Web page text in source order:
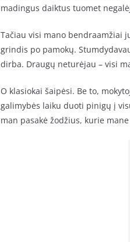
madingus daiktus tuomet
Tačiau visi mano bendraamžiai
grindis po pamokų.
dirba. Draugų neturėjau – visi
O klasiokai šaipėsi. Be to,
galimybės laiku duoti pinigų į
man pasakė žodžius, kurie